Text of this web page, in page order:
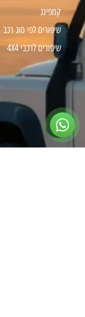
קמפינג
שיפורים לפי סוג רכב
שיפורים לרכבי 4X4